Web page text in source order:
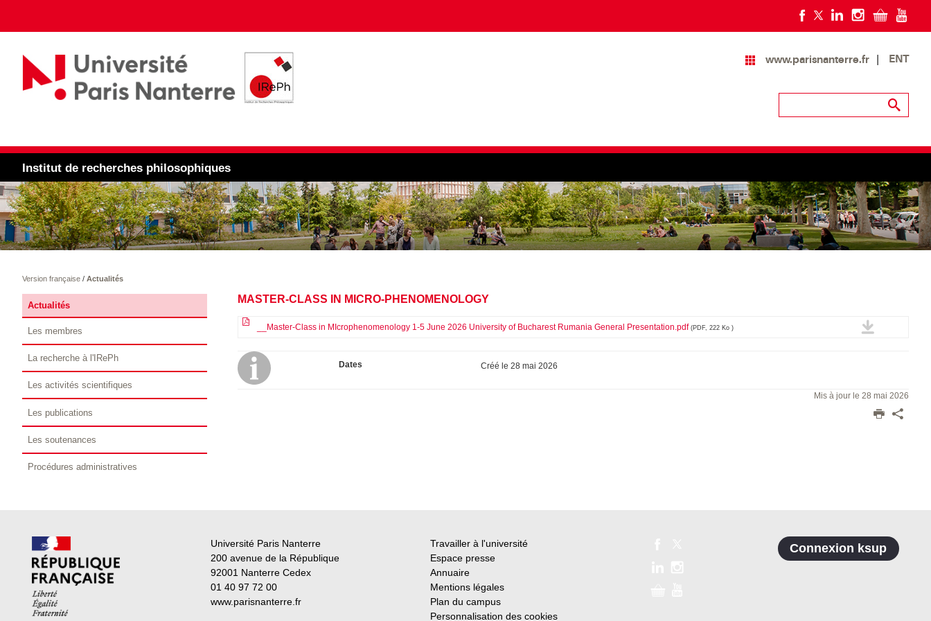
www.parisnanterre.fr ENT
Institut de recherches philosophiques
Version française/ Actualités
MASTER-CLASS IN MICRO-PHENOMENOLOGY
__Master-Class in MIcrophenomenology 1-5 June 2026 University of Bucharest Rumania General Presentation.pdf(PDF, 222 Ko )
Dates Créé le28 mai 2026
Mis à jour le 28 mai 2026
Actualités
Les membres
La recherche à l'IRePh
Les activités scientifiques
Les publications
Les soutenances
Procédures administratives
Université Paris Nanterre
200 avenue de la République
92001 Nanterre Cedex
01 40 97 72 00
www.parisnanterre.fr
Travailler à l'université
Espace presse
Annuaire
Mentions légales
Plan du campus
Personnalisation des cookies
Connexion ksup